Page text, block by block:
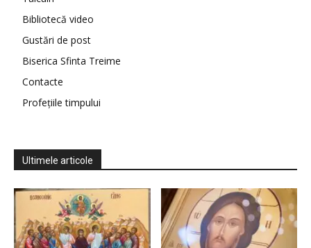
Bibliotecă video
Gustări de post
Biserica Sfinta Treime
Contacte
Profețiile timpului
Ultimele articole